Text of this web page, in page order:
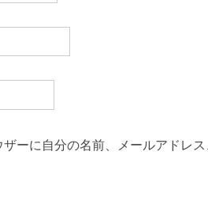
ーに自分の名前、メールアドレ